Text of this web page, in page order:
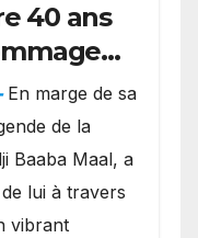
40 ans
en
​En marge de sa
de la
Baaba Maal, a
lui à travers
vibrant